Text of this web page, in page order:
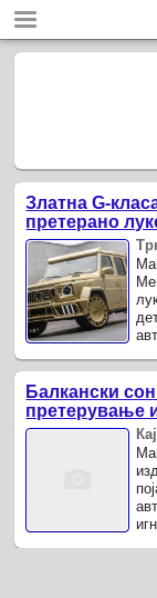
Златна G-
претерано
Балкански
претерување